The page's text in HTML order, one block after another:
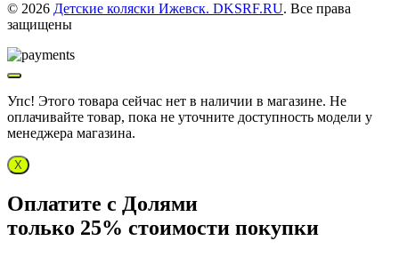
© 2026 Детские коляски Ижевск. DKSRF.RU. Все права
защищены
Упс! Этого товара сейчас нет в наличии в магазине. Не
оплачивайте товар, пока не уточните доступность модели у
менеджера магазина.
X
Оплатите с Долями
только 25% стоимости покупки